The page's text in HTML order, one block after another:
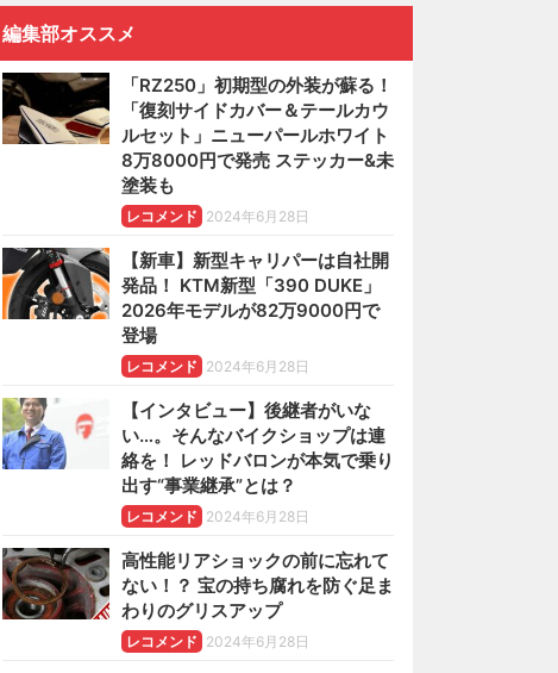
編集部オススメ
「RZ250」初期型の外装が蘇る！
「復刻サイドカバー＆テールカウ
ルセット」ニューパールホワイト
8万8000円で発売 ステッカー&未
塗装も
レコメンド 2024年6月28日
【新車】新型キャリパーは自社開
発品！ KTM新型「390 DUKE」
2026年モデルが82万9000円で
登場
レコメンド 2024年6月28日
【インタビュー】後継者がいな
い…。そんなバイクショップは連
絡を！ レッドバロンが本気で乗り
出す“事業継承”とは？
レコメンド 2024年6月28日
高性能リアショックの前に忘れて
ない！？ 宝の持ち腐れを防ぐ足ま
わりのグリスアップ
レコメンド 2024年6月28日